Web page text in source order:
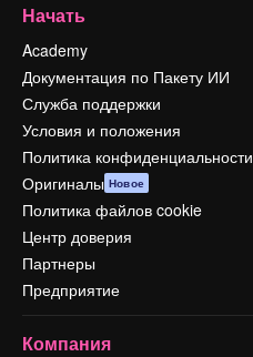
Начать
Academy
Документация по Пакету ИИ
Служба поддержки
Условия и положения
Политика конфиденциальности
Оригиналы Новое
Политика файлов cookie
Центр доверия
Партнеры
Предприятие
Компания